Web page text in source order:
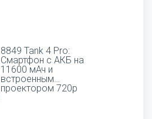
8849 Tank 4 Pro:
Смартфон с АКБ на
11600 мАч и
встроенным
проектором 720p